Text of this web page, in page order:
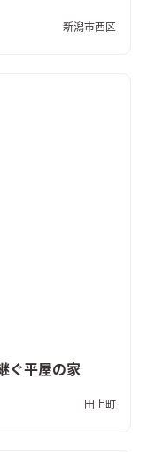
から、徐々につや
見た目だけでな
新潟市西区
ぐ平屋の家
田上町